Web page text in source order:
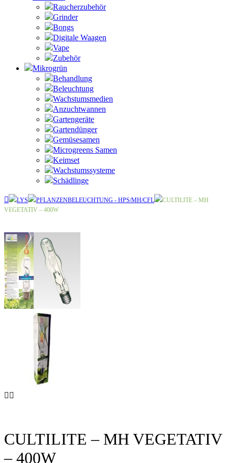
Raucherzubehör
Grinder
Bongs
Digitale Waagen
Vape
Zubehör
Mikrogrün
Behandlung
Beleuchtung
Wachstumsmedien
Anzuchtwannen
Gartengeräte
Gartendünger
Gemüsesamen
Microgreens Samen
Keimset
Wachstumssysteme
Schädlinge
LYS PFLANZENBELEUCHTUNG - HPS/MH/CFL
CULTILITE – MH
VEGETATIV – 400W
CULTILITE – MH VEGETATIV
– 400W